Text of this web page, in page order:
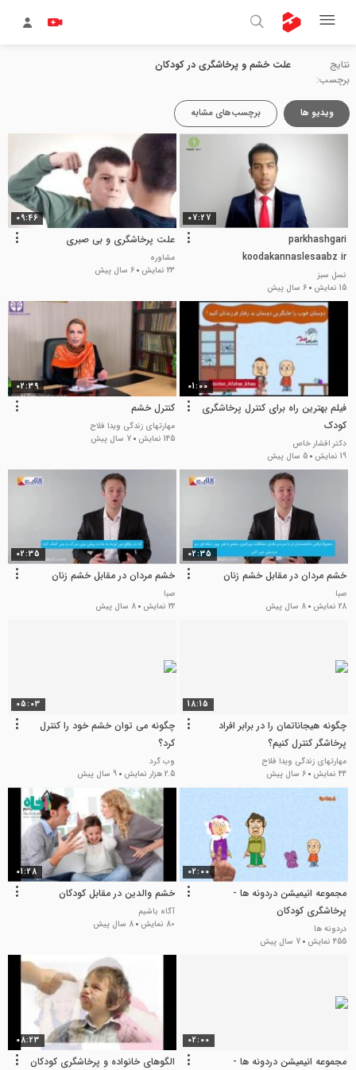
نتایج
برچسب:
علت خشم و پرخاشگری در کودکان
ویدیو ها برچسب‌های مشابه
07:27
parkhashgari
koodakannaslesaabz ir
نسل سبز
15 نمایش
6 سال پیش
09:46
علت پرخاشگری و بی صبری
مشاوره
23 نمایش
6 سال پیش
01:00
فیلم بهترین راه برای کنترل پرخاشگری
کودک
دکتر افشار خاص
19 نمایش
5 سال پیش
02:39
کنترل خشم
مهارتهای زندگی ویدا فلاح
145 نمایش
7 سال پیش
02:35
خشم مردان در مقابل خشم زنان
صبا
28 نمایش
8 سال پیش
02:35
خشم مردان در مقابل خشم زنان
صبا
22 نمایش
8 سال پیش
18:15
چگونه هیجاناتمان را در برابر افراد
پرخاشگر کنترل کنیم؟
مهارتهای زندگی ویدا فلاح
44 نمایش
6 سال پیش
05:03
چگونه می توان خشم خود را کنترل
کرد؟
وب گرد
2.5 هزار نمایش
9 سال پیش
02:00
مجموعه انیمیشن دردونه ها -
پرخاشگری کودکان
دردونه ها
455 نمایش
7 سال پیش
01:28
خشم والدین در مقابل کودکان
آگاه باشیم
80 نمایش
8 سال پیش
02:00
مجموعه انیمیشن دردونه ها -
08:23
الگوهای خانواده و پرخاشگری کودکان